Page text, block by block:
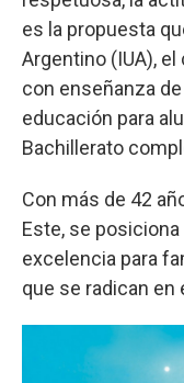
es la propuesta
Argentino (IUA),
con enseñanza
educación para
Bachillerato
Con más de 42
Este, se
excelencia para
que se radican en